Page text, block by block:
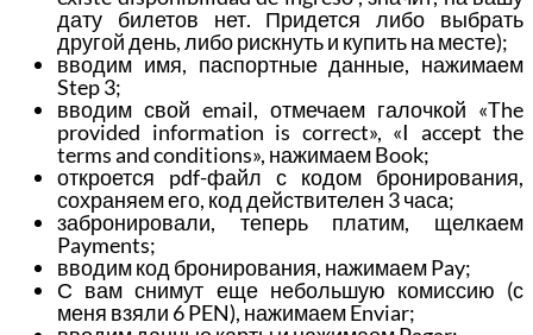
дату билетов нет. Придется либо выбрать
другой день, либо рискнуть и купить на месте);
вводим имя, паспортные данные, нажимаем
Step 3;
вводим свой email, отмечаем галочкой «The
provided information is correct», «I accept the
terms and conditions», нажимаем Book;
откроется pdf-файл с кодом бронирования,
сохраняем его, код действителен 3 часа;
забронировали, теперь платим, щелкаем
Payments;
вводим код бронирования, нажимаем Pay;
С вам снимут еще небольшую комиссию (с
меня взяли 6 PEN), нажимаем Enviar;